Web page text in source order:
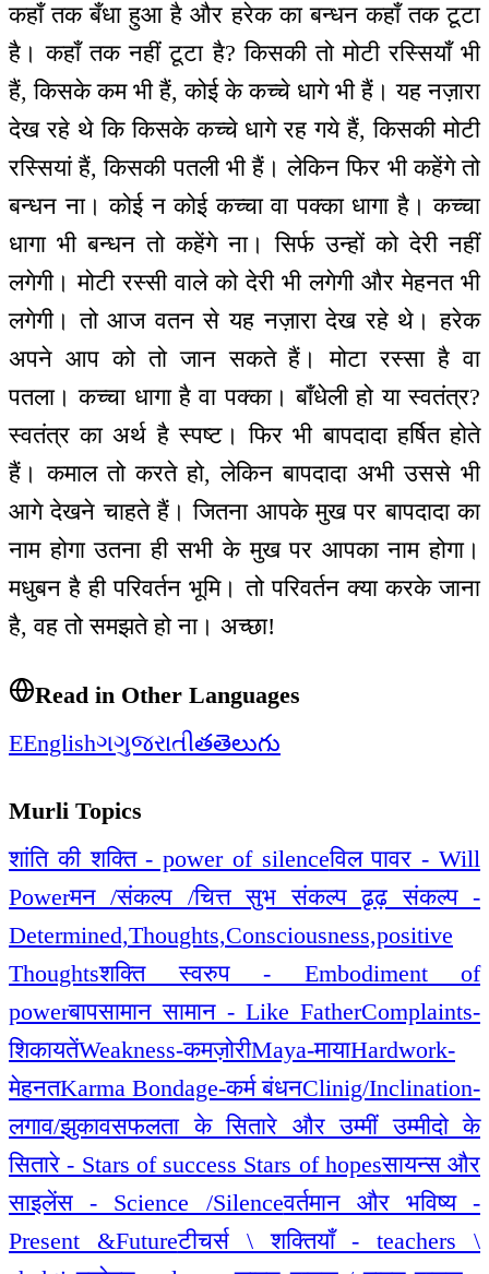
कहाँ तक बँधा हुआ है और हरेक का बन्धन कहाँ तक टूटा
है। कहाँ तक नहीं टूटा है? किसकी तो मोटी रस्सियाँ भी
हैं, किसके कम भी हैं, कोई के कच्चे धागे भी हैं। यह नज़ारा
देख रहे थे कि किसके कच्चे धागे रह गये हैं, किसकी मोटी
रस्सियां हैं, किसकी पतली भी हैं। लेकिन फिर भी कहेंगे तो
बन्धन ना। कोई न कोई कच्चा वा पक्का धागा है। कच्चा
धागा भी बन्धन तो कहेंगे ना। सिर्फ उन्हों को देरी नहीं
लगेगी। मोटी रस्सी वाले को देरी भी लगेगी और मेहनत भी
लगेगी। तो आज वतन से यह नज़ारा देख रहे थे। हरेक
अपने आप को तो जान सकते हैं। मोटा रस्सा है वा
पतला। कच्चा धागा है वा पक्का। बाँधेली हो या स्वतंत्र?
स्वतंत्र का अर्थ है स्पष्ट। फिर भी बापदादा हर्षित होते
हैं। कमाल तो करते हो, लेकिन बापदादा अभी उससे भी
आगे देखने चाहते हैं। जितना आपके मुख पर बापदादा का
नाम होगा उतना ही सभी के मुख पर आपका नाम होगा।
मधुबन है ही परिवर्तन भूमि। तो परिवर्तन क्या करके जाना
है, वह तो समझते हो ना। अच्छा!
Read in Other Languages
EEnglishગગુજરાતીతతెలుగు
Murli Topics
शांति की शक्ति - power of silenceविल पावर - Will
Powerमन /संकल्प /चित्त सुभ संकल्प ढृढ़ संकल्प -
Determined,Thoughts,Consciousness,positive
Thoughtsशक्ति स्वरुप - Embodiment of
powerबापसामान सामान - Like FatherComplaints-
शिकायतेंWeakness-कमज़ोरीMaya-मायाHardwork-
मेहनतKarma Bondage-कर्म बंधनClinig/Inclination-
लगाव/झुकावसफलता के सितारे और उम्मीं उम्मीदो के
सितारे - Stars of success Stars of hopesसायन्स और
साइलेंस - Science /Silenceवर्तमान और भविष्य -
Present &Futureटीचर्स \ शक्तियाँ - teachers \